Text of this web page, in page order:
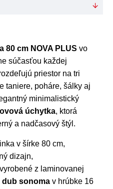
80 cm NOVA PLUS vo
súčasťou každej
priestor na tri
taniere, poháre, šálky aj
minimalistický
úchytka, ktorá
a nadčasový štýl.
v šírke 80 cm,
dizajn,
z laminovanej
dub sonoma v hrúbke 16